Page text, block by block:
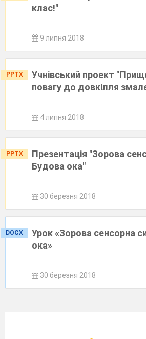
клас!"
9 липня 2018
PPTX
Учнівський проект
повагу до довкілля
4 липня 2018
PPTX
Презентація "Зорова
Будова ока"
30 березня 2018
DOCX
Урок «Зорова сенсорна
ока»
30 березня 2018